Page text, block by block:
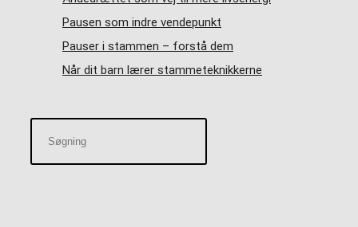
Pausen som indre vendepunkt
Pauser i stammen – forstå dem
Når dit barn lærer stammeteknikkerne